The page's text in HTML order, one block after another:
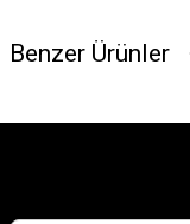
Benzer Ürünler